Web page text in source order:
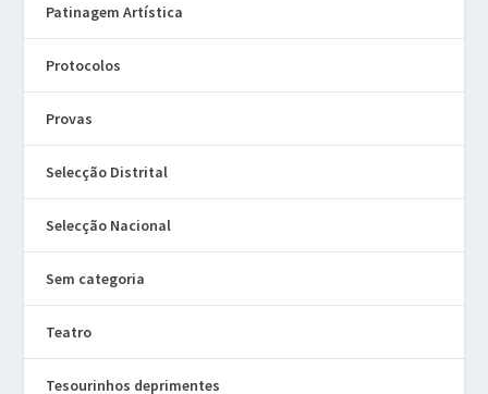
Patinagem Artística
Protocolos
Provas
Selecção Distrital
Selecção Nacional
Sem categoria
Teatro
Tesourinhos deprimentes